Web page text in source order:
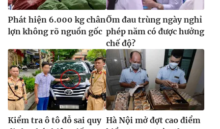
Phát hiện 6.000 kg chân
lợn không rõ nguồn gốc
Ốm đau trùng ngày nghỉ
phép năm có được hưởng
chế độ?
Kiểm tra ô tô đỗ sai quy Hà Nội mở đợt cao điểm